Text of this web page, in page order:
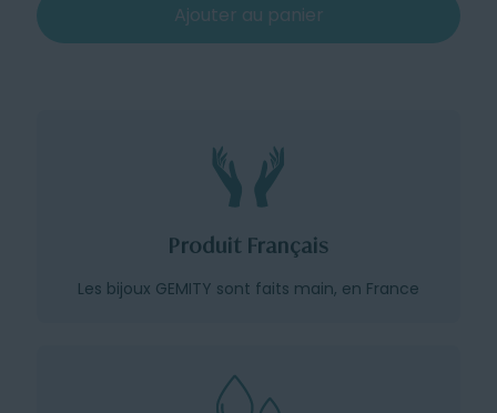
Ajouter au panier
Produit Français
Les bijoux GEMITY sont faits main, en France